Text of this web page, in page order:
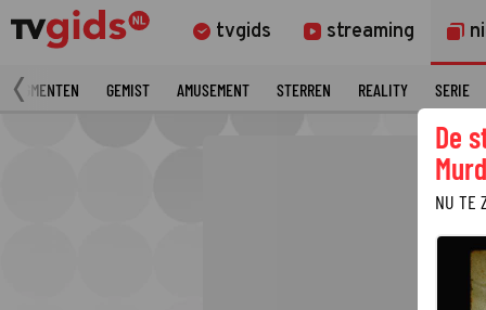
tvgids streaming
GEMIST AMUSEMENT STERREN REALITY SERIE
De
NU TE